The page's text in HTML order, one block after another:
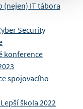
(nejen) IT tábora
Security
konference
spojovacího
škola 2022